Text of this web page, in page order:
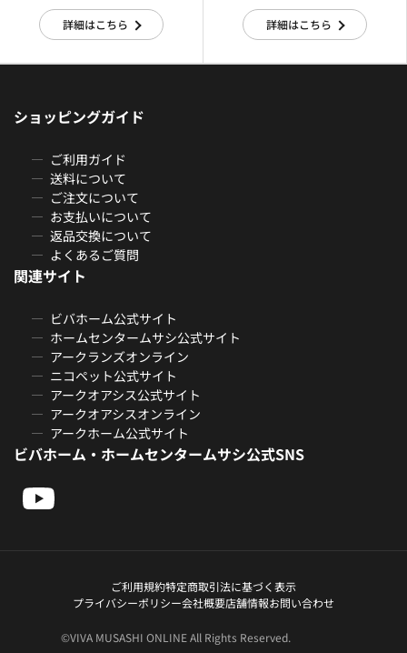
詳細はこちら 詳細はこちら
ショッピングガイド
ご利用ガイド
送料について
ご注文について
お支払いについて
返品交換について
よくあるご質問
関連サイト
ビバホーム公式サイト
ホームセンタームサシ公式サイト
アークランズオンライン
ニコペット公式サイト
アークオアシス公式サイト
アークオアシスオンライン
アークホーム公式サイト
ビバホーム・ホームセンタームサシ公式SNS
ご利用規約特定商取引法に基づく表示
プライバシーポリシー会社概要店舗情報お問い合わせ
©VIVA MUSASHI ONLINE All Rights Reserved.